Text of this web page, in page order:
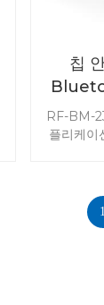
칩
기
RF-BM-
플리케
강력한
렬 프로
전한
1